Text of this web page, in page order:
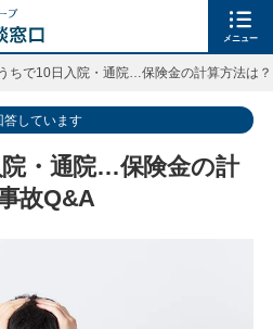
メニュー
ちで10日入院・通院…保険金の計算方法は
回答しています
・通院…保険金の計
故Q&A